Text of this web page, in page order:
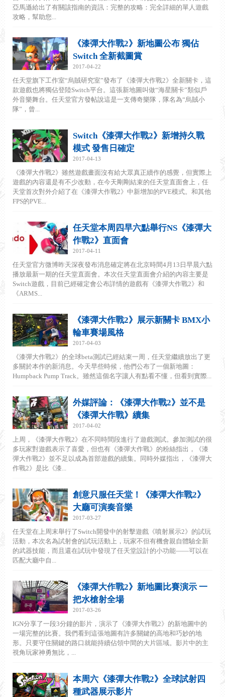
亞馬遜給出了有關該指南的資訊：完整的攻略：完全詳細的單人遊戲
攻略，幫助您...
《漆彈大作戰2》新地圖公布 獨佔
Switch 全新截圖賞
2017-04-22
任天堂旗下工作室“烏賊研究室”發布了《漆彈大作戰2》全新關卡，這
款遊戲也將獨佔登陸Switch平台。這張新地圖叫做“海星關卡”類似戶
外音樂舞台。任天堂官方發帖說這是一支傳奇樂隊，隊名為“烏賊小
隊”，曾...
Switch《漆彈大作戰2》新增持久戰
模式 發售日確定
2017-04-13
《漆彈大作戰2》雖然遊戲畫面沒有給大眾真正續作的感覺，但實際上
遊戲的內容還是有不少改動，在今天剛剛結束的任天堂直面會上，任
天堂首次對外介紹了在《漆彈大作戰2》中新增加的PVE模式。和其他
FPS的PVE...
任天堂本周四早六點舉行NS《漆彈大
作戰2》直面會
2017-04-11
任天堂官方微博昨天深夜發布消息確定將在北京時間4月13日早晨六點
播放最新一期的任天堂直面會。本次任天堂直面會介紹的內容主要是
Switch遊戲，目前已經確定會公布詳情的遊戲有《漆彈大作戰2》和
《ARMS...
《漆彈大作戰2》展示新關卡 BMX小
輪車賽場風格
2017-04-03
《漆彈大作戰2》的全球beta測試已經結束一周，任天堂繼續放出了更
多關於本作的新消息。今天早些時候，他們公布了一個新地圖：
Humpback Pump Track。雖然這個名字讓人有點看不懂，但看到實際...
外媒評論：《漆彈大作戰2》並不是
《漆彈大作戰》續集
2017-04-02
上周，《漆彈大作戰2》在不同時間段進行了遊戲測試。參加測試的很
多玩家對遊戲表示了喜愛，但也有《漆彈大作戰》的粉絲指出，《漆
彈大作戰2》並不足以成為首部遊戲的續集。同時外媒指出，《漆彈大
作戰2》是比《漆...
創意只服任天堂！《漆彈大作戰2》
大廳可演奏音樂
2017-03-27
任天堂在上周末舉行了Switch開發中的射擊遊戲《噴射展示2》的試玩
活動，本次名為試射會的試玩活動上，玩家不但有機會親自體驗全新
的武器技能，而且還在試玩中發現了任天堂設計的小功能——可以在
匹配大廳中自...
《漆彈大作戰2》新地圖比賽演示 一
把水槍射全場
2017-03-26
IGN分享了一段3分鐘的影片，演示了《漆彈大作戰2》的新地圖中的
一場完整的比賽。我們看到這張地圖有許多關鍵的高地和巧妙的地
形。只要守住關鍵的路口就能持續佔領中間的大片區域。影片中的主
視角玩家神勇無比，...
本周六《漆彈大作戰2》全球試射四
種武器展示影片